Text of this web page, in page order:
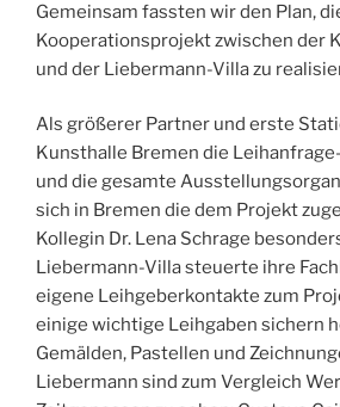
Gemeinsam fassten wir den Plan,
Kooperationsprojekt zwischen der
und der Liebermann-Villa zu
Als größerer Partner und erste
Kunsthalle Bremen die
und die gesamte
sich in Bremen die dem Projekt
Kollegin Dr. Lena Schrage
Liebermann-Villa steuerte ihre
eigene Leihgeberkontakte zum
einige wichtige Leihgaben sichern
Gemälden, Pastellen und
Liebermann sind zum Vergleich